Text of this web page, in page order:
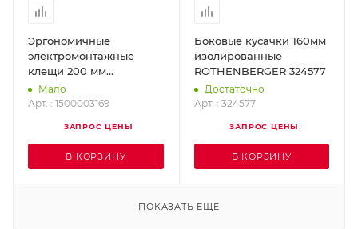
Эргономичные
электромонтажные
клещи 200 мм
ROTHENBERGER
1500003169
Мало
Арт. : 1500003169
ЗАПРОС ЦЕНЫ
В КОРЗИНУ
Боковые кусачки 160мм
изолированные
ROTHENBERGER 324577
Достаточно
Арт. : 324577
ЗАПРОС ЦЕНЫ
В КОРЗИНУ
ПОКАЗАТЬ ЕЩЕ